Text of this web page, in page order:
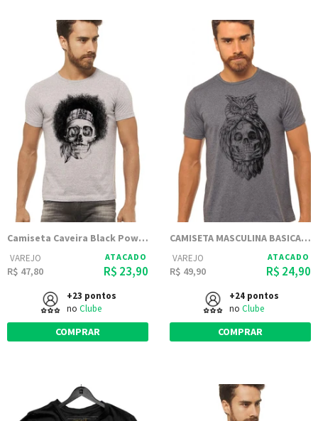
Camiseta Caveira Black Power Cinza Mescla Estampada
VAREJO
R$ 47,80
ATACADO
R$ 23,90
+23 pontos
no Clube
COMPRAR
CAMISETA MASCULINA BASICA ESTAMPADA JAY JAY - CAVEIRA CORUJA
VAREJO
R$ 49,90
ATACADO
R$ 24,90
+24 pontos
no Clube
COMPRAR